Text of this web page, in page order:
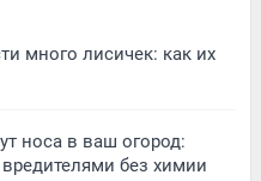
много лисичек: как их
носа в ваш огород:
без химии